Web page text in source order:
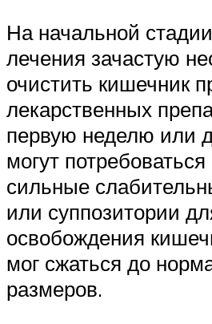
На начальной
лечения зачастую
очистить кишечник
лекарственных
первую неделю или
могут
сильные
или суппозитории
освобождения
мог сжаться до
размеров.